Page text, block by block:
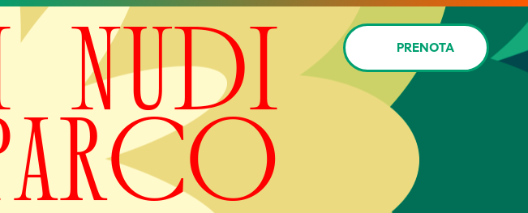
PRENOTA